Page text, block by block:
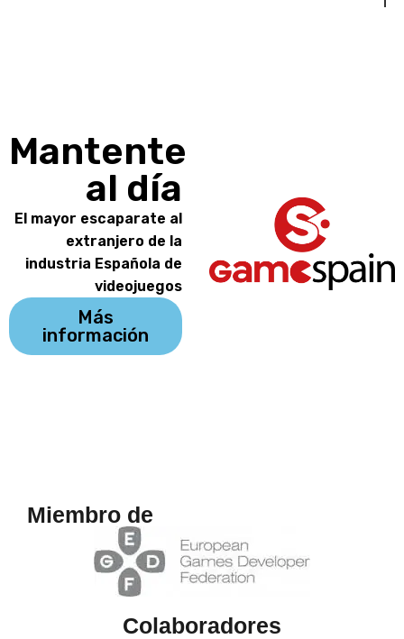
Mantente
al día
El mayor escaparate al
extranjero de la
industria Española de
videojuegos
Más
información
Miembro de
Colaboradores